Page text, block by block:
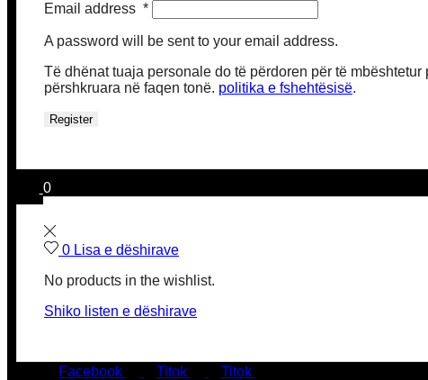
Email address *
A password will be sent to your email address.
Të dhënat tuaja personale do të përdoren për të
përshkruara në faqen tonë. politika e fshehtësisë.
Register
0
0 Lisa e dëshirave
No products in the wishlist.
Shiko listen e dëshirave
Facebook Titok Titok